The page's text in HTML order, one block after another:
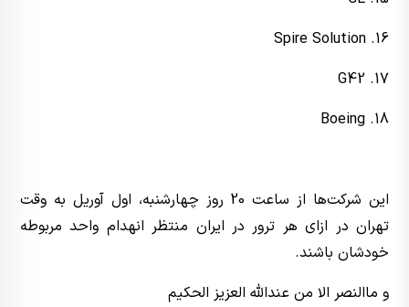
16. Spire Solution
17. G42
18. Boeing
این شرکت‌ها از ساعت 20 روز چهارشنبه، اول آوریل به وقت
تهران در ازای هر ترور در ایران منتظر انهدام واحد مربوطه
خودشان باشند.
و ماالنصر الا من عندالله العزیز الحکیم